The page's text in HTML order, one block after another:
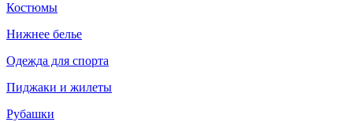
Костюмы
Нижнее белье
Одежда для спорта
Пиджаки и жилеты
Рубашки